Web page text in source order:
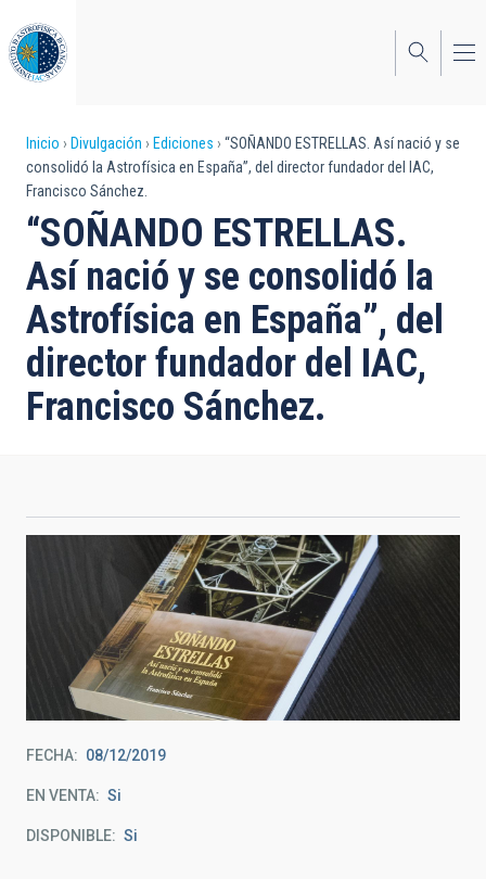
al
contenido
principal
Sobrescribir
enlaces
de
ayuda
a
la
navegación
Inicio Divulgación Ediciones
“SOÑANDO ESTRELLAS. Así nació y se
consolidó la Astrofísica en España”, del director fundador del IAC,
Francisco Sánchez.
“SOÑANDO ESTRELLAS.
Así nació y se consolidó la
Astrofísica en España”, del
director fundador del IAC,
Francisco Sánchez.
FECHA 08/12/2019
EN VENTA Si
DISPONIBLE Si